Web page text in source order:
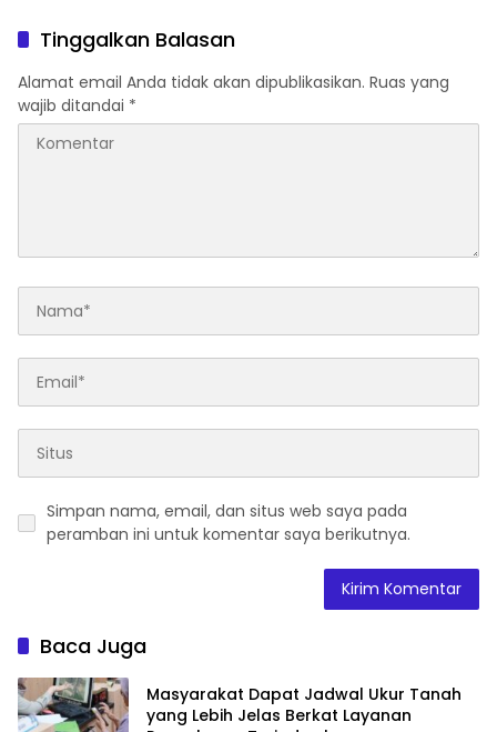
Layanan Pertanahan
Tinggalkan Balasan
Alamat email Anda tidak akan dipublikasikan. Ruas yang
wajib ditandai *
Simpan nama, email, dan situs web saya pada
peramban ini untuk komentar saya berikutnya.
Baca Juga
Masyarakat Dapat Jadwal Ukur Tanah
yang Lebih Jelas Berkat Layanan